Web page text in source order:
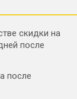
скидки на
после
после